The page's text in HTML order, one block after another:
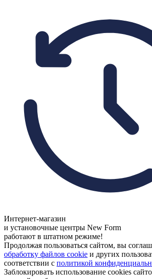
Интернет-магазин
и установочные центры New Form
работают в штатном режиме!
Продолжая пользоваться сайтом, вы
обработку файлов cookie и других
соответствии с политикой
Заблокировать использование cookies